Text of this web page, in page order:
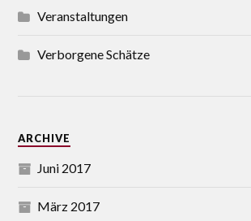
Veranstaltungen
Verborgene Schätze
ARCHIVE
Juni 2017
März 2017